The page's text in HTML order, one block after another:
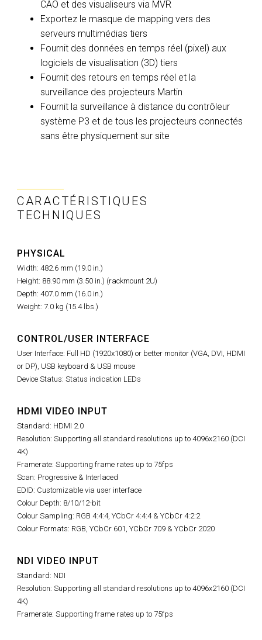
CAO et des visualiseurs via MVR
Exportez le masque de mapping vers des
serveurs multimédias tiers
Fournit des données en temps réel (pixel) aux
logiciels de visualisation (3D) tiers
Fournit des retours en temps réel et la
surveillance des projecteurs Martin
Fournit la surveillance à distance du contrôleur
système P3 et de tous les projecteurs connectés
sans être physiquement sur site
CARACTÉRISTIQUES
TECHNIQUES
PHYSICAL
Width: 482.6 mm (19.0 in.)
Height: 88.90 mm (3.50 in.) (rackmount 2U)
Depth: 407.0 mm (16.0 in.)
Weight: 7.0 kg (15.4 lbs.)
CONTROL/USER INTERFACE
User Interface: Full HD (1920x1080) or better monitor (VGA, DVI, HDMI
or DP), USB keyboard & USB mouse
Device Status: Status indication LEDs
HDMI VIDEO INPUT
Standard: HDMI 2.0
Resolution: Supporting all standard resolutions up to 4096x2160 (DCI
4K)
Framerate: Supporting frame rates up to 75fps
Scan: Progressive & Interlaced
EDID: Customizable via user interface
Colour Depth: 8/10/12-bit
Colour Sampling: RGB 4:4:4, YCbCr 4:4:4 & YCbCr 4:2:2
Colour Formats: RGB, YCbCr 601, YCbCr 709 & YCbCr 2020
NDI VIDEO INPUT
Standard: NDI
Resolution: Supporting all standard resolutions up to 4096x2160 (DCI
4K)
Framerate: Supporting frame rates up to 75fps